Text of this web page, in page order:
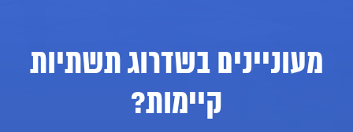
מעוניינים בשדרוג תשתיות
קיימות?